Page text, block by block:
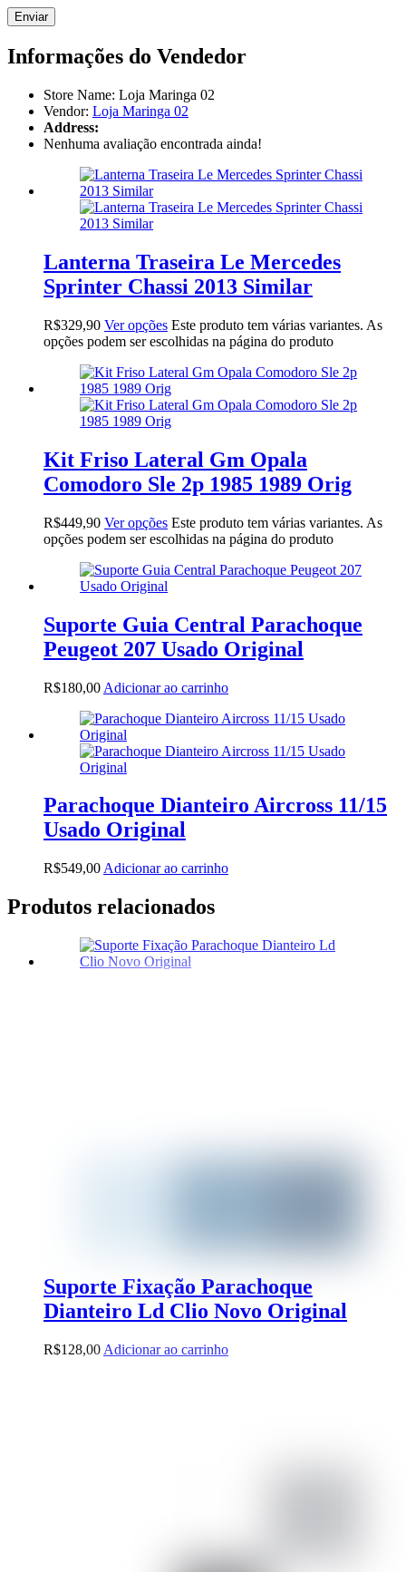
Informações do Vendedor
Store Name: Loja Maringa 02
Vendor: Loja Maringa 02
Address:
Nenhuma avaliação encontrada ainda!
Lanterna Traseira Le Mercedes
Sprinter Chassi 2013 Similar
R$329,90 Ver opções Este produto tem várias variantes. As
opções podem ser escolhidas na página do produto
Kit Friso Lateral Gm Opala
Comodoro Sle 2p 1985 1989 Orig
R$449,90 Ver opções Este produto tem várias variantes. As
opções podem ser escolhidas na página do produto
Suporte Guia Central Parachoque
Peugeot 207 Usado Original
R$180,00 Adicionar ao carrinho
Parachoque Dianteiro Aircross 11/15
Usado Original
R$549,00 Adicionar ao carrinho
Produtos relacionados
Suporte Fixação Parachoque
Dianteiro Ld Clio Novo Original
R$128,00 Adicionar ao carrinho